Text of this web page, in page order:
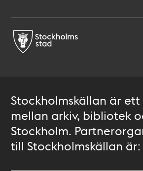
Stockholmskällan är
mellan arkiv, bibliotek
Stockholm.
till Stockholmskällan är: